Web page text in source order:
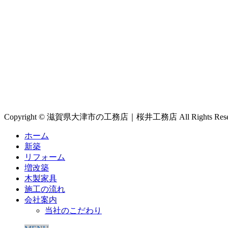
Copyright © 滋賀県大津市の工務店｜桜井工務店 All Rights
ホーム
新築
リフォーム
増改築
木製家具
施工の流れ
会社案内
当社のこだわり